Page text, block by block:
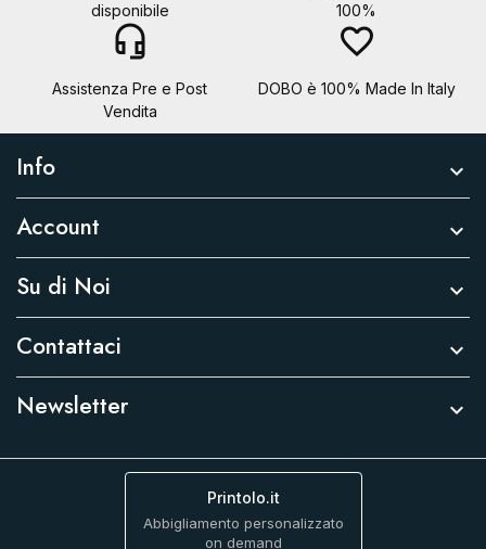
disponibile
100%
headset_mic
Assistenza Pre e Post
Vendita
favorite_border
DOBO è 100% Made In Italy
Info 
Account 
Su di Noi 
Contattaci 
Newsletter 
Printolo.it
Abbigliamento personalizzato
on demand